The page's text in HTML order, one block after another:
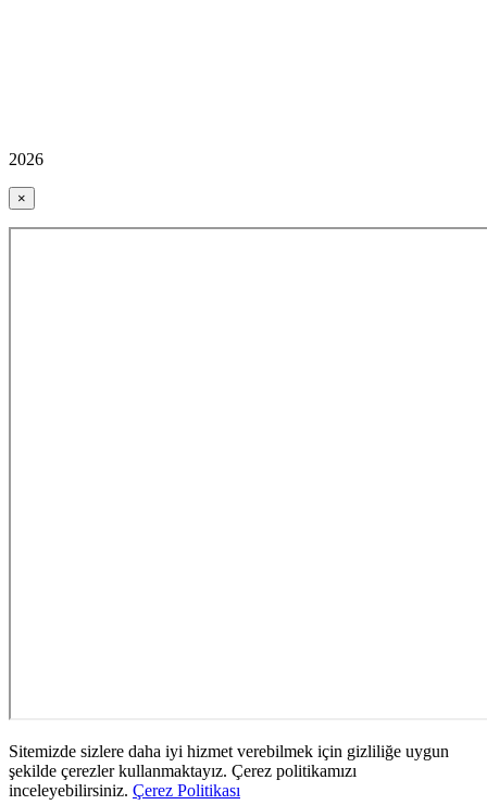
2026
×
Sitemizde sizlere daha iyi hizmet verebilmek için gizliliğe uygun
şekilde çerezler kullanmaktayız. Çerez politikamızı
inceleyebilirsiniz. Çerez Politikası